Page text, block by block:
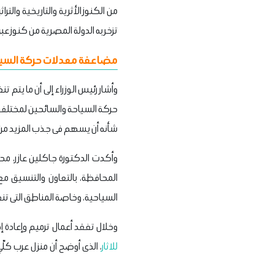
من الكنوز الأثرية والتاريخية
تزخر به الدولة المصرية من كنوز
مضاعفة معدلات حركة
وأشار رئيس الوزراء إلى أن ما
حركة السياحة والسائحين
شأنه أن يسهم فى جذب المزيد
وأكدت الدكتورة جاكلين عازر،
المحافظة، بالتعاون والتنسيق
السياحية، وخاصة المناطق التى
وخلال تفقد أعمال ترميم وإعادة
للاثار، الذى أوضح أن منزل عرب